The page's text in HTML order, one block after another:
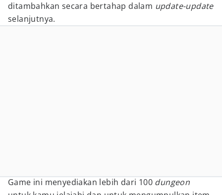
ditambahkan secara bertahap dalam update-update
selanjutnya.
Game ini menyediakan lebih dari 100 dungeon